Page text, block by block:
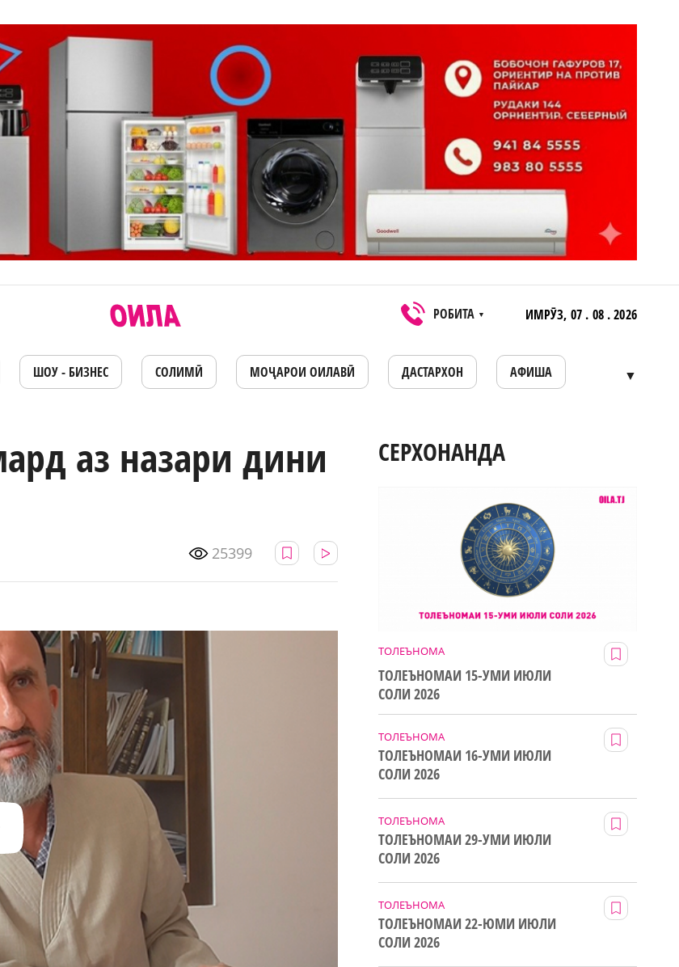
РОБИТА ▼ ИМРӮЗ, 07 . 08 . 2026
ШОУ - БИЗНЕС СОЛИМӢ МОҶАРОИ ОИЛАВӢ ДАСТАРХОН АФИША ▼
аз назари дини
25399
СЕРХОНАНДА
ТОЛЕЪНОМА
ТОЛЕЪНОМАИ 15-УМИ ИЮЛИ
СОЛИ 2026
ТОЛЕЪНОМА
ТОЛЕЪНОМАИ 16-УМИ ИЮЛИ
СОЛИ 2026
ТОЛЕЪНОМА
ТОЛЕЪНОМАИ 29-УМИ ИЮЛИ
СОЛИ 2026
ТОЛЕЪНОМА
ТОЛЕЪНОМАИ 22-ЮМИ ИЮЛИ
СОЛИ 2026